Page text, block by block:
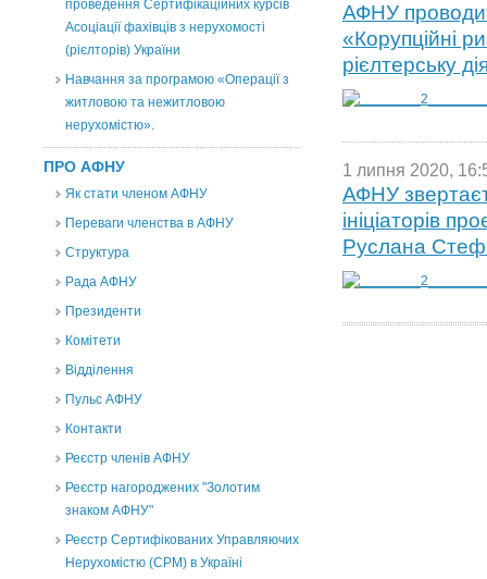
проведення Сертифікаційних курсів
Асоціації фахівців з нерухомості
(рієлторів) України
Навчання за програмою «Операції з
житловою та нежитловою
нерухомістю».
ПРО АФНУ
Як стати членом АФНУ
Переваги членства в АФНУ
Структура
Рада АФНУ
Президенти
Комітети
Відділення
Пульс АФНУ
Контакти
Реєстр членів АФНУ
Реєстр нагороджених "Золотим
знаком АФНУ"
Реєстр Сертифікованих Управляючих
Нерухомістю (CPM) в Україні
АФНУ
«Корупційні
рієлтерську
1 липня 2020,
АФНУ
ініціаторів
Руслана